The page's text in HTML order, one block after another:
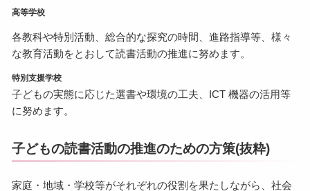
高等学校
各教科や特別活動、総合的な探究の時間、進路指導等、様々
な教育活動をとおして読書活動の推進に努めます。
特別支援学校
子どもの実態に応じた選書や環境の工夫、ICT 機器の活用等
に努めます。
子どもの読書活動の推進のための方策(抜粋)
家庭・地域・学校等がそれぞれの役割を果たしながら、社会